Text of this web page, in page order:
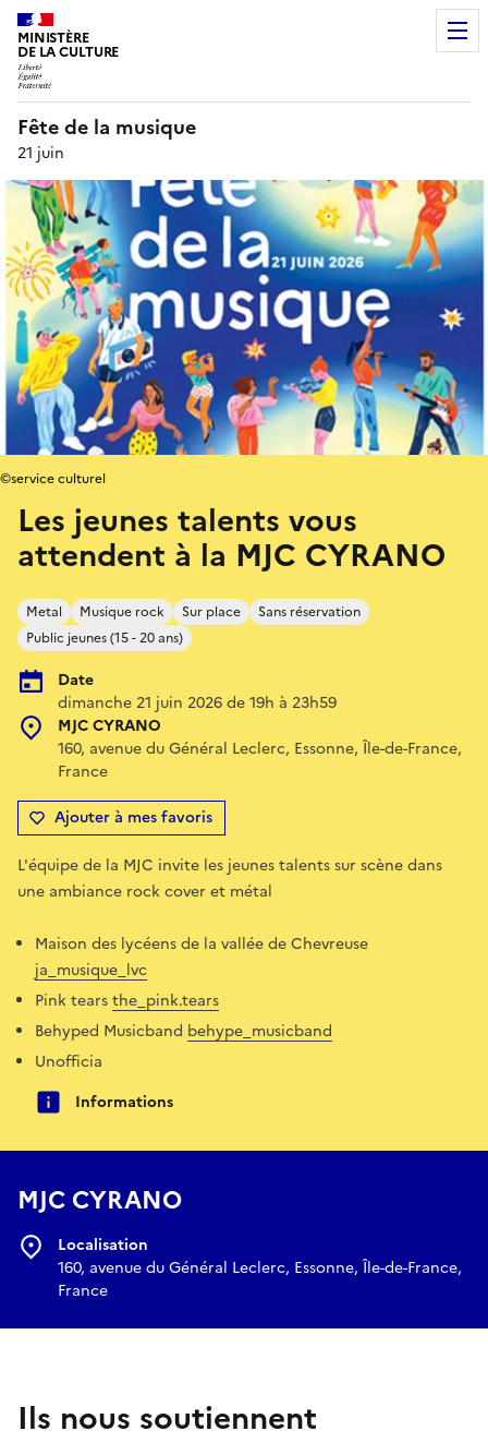
MINISTÈRE
DE LA CULTURE
Fête de la musique
21 juin
Les jeunes talents vous
attendent à la MJC CYRANO
Metal Musique rock Sur place
Sans réservation
Public jeunes (15 - 20 ans)
Date
dimanche 21 juin 2026 de 19h à 23h59
MJC CYRANO
160, avenue du Général Leclerc, Essonne, Île-de-France,
France
Ajouter à mes favoris
©service culturel
L'équipe de la MJC invite les jeunes talents sur scène dans
une ambiance rock cover et métal
Maison des lycéens de la vallée de Chevreuse
ja_musique_lvc
Pink tearsthe_pink.tears
Behyped Musicband behype_musicband
Unofficia
Informations
MJC CYRANO
Localisation
160, avenue du Général Leclerc, Essonne, Île-de-France,
France
Ils nous soutiennent